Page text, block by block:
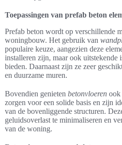
Toepassingen van prefab beton
Prefab beton wordt op verschillende
woningbouw. Het gebruik van
populaire keuze, aangezien deze
installeren zijn, maar ook uitstekende
bieden. Daarnaast zijn ze zeer
en duurzame muren.
Bovendien genieten betonvloeren ook
zorgen voor een solide basis en zijn
van de bovenliggende structuren.
geluidsoverlast te minimaliseren en
van de woning.